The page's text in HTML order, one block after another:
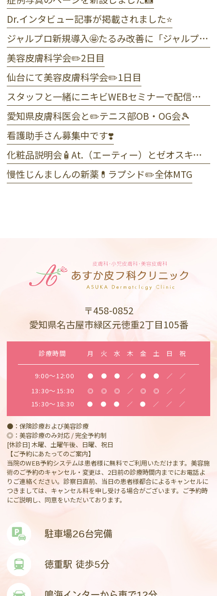
Dr.インタビュー記事が掲載されました⭐️
ジャルプロ新規導入🤩たるみ改善に「ジャルプロ・スーパーハイドロ」💉目元のくま・小じわに「ジャルプロヤングアイ」👀
美容皮膚科学会✏️2日目
仙台にて美容皮膚科学会✏️1日目
スタッフと一緒にニキビWEBセミナーで配信しました☺️
愛知県皮膚科医会と✏️テニス部OB・OG会🎾
看護助手さん募集中です❣️
化粧品説明会🧴At.（エーティー）とゼオスキンヘルス
慢性じんましんの新薬💊ラプシド✏️全体MTG
〒458-0852
愛知県名古屋市緑区元徳重2丁目105番
診療時間 月 火 水 木 金 土 日 祝
9:00～12:00 ● ● ● ／ ● ● ／ ／
13:30～15:30 ◎ ◎ ◎ ／ ◎ ◎ ／ ／
15:30～18:30 ● ● ● ／ ● ／ ／ ／
●：保険診療および美容診療
◎：美容診療のみ対応 / 完全予約制
[休診日] 木曜、土曜午後、日曜、祝日
【ご予約にあたってのご案内】
当院のWEB予約システムは患者様に無料でご利用いただけます。美容施
術のご予約のキャンセル・変更は、2日前の診療時間内までにお電話よ
りご連絡ください。診察日直前、当日の患者様都合によるキャンセルに
つきましては、キャンセル料を申し受ける場合がございます。ご予約時
にご説明し、同意をいただいております。
駐車場26台完備
徳重駅 徒歩5分